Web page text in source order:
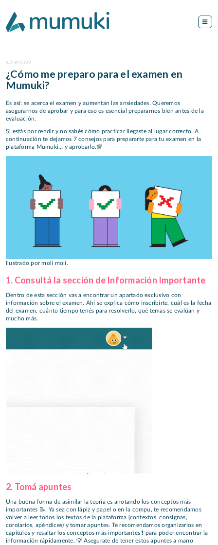
3/29/2022
¿Cómo me preparo para el examen en
Mumuki?
Es así: se acerca el examen y aumentan las ansiedades. Queremos
asegurarnos de aprobar y para eso es esencial prepararnos bien antes de la
evaluación.
Si estás por rendir y no sabés cómo practicar llegaste al lugar correcto. A
continuación te dejamos 7 consejos para prepararte para tu examen en la
plataforma Mumuki… y aprobarlo.💯
Ilustrado por moli moli.
1. Consultá la sección de Información Importante
Dentro de esta sección vas a encontrar un apartado exclusivo con
información sobre el examen. Ahí se explica cómo inscribirte, cuál es la fecha
del examen, cuánto tiempo tenés para resolverlo, qué temas se evalúan y
mucho más.
2. Tomá apuntes
Una buena forma de asimilar la teoría es anotando los conceptos más
importantes 📝. Ya sea con lápiz y papel o en la compu, te recomendamos
volver a leer todos los textos de la plataforma (contextos, consignas,
corolarios, apéndices) y tomar apuntes. Te recomendamos organizarlos en
capítulos y resaltar los conceptos más importantes ❗ para poder encontrar la
información rápidamente. 💡 Asegurate de tener estos apuntes a mano